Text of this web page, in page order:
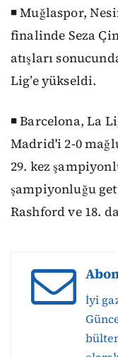
◾ Muğlaspor,
finalinde Seza
atışları
Lig’e yükseldi.
◾ Barcelona, La
Madrid'i 2-0
29. kez
şampiyonluğu
Rashford ve 18.
İyi